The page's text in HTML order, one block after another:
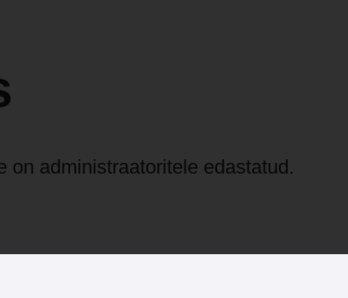
on administraatoritele edastatud.